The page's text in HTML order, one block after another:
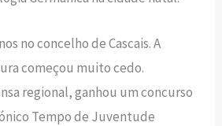
no concelho de Cascais. A
começou muito cedo.
regional, ganhou um concurso
Tempo de Juventude